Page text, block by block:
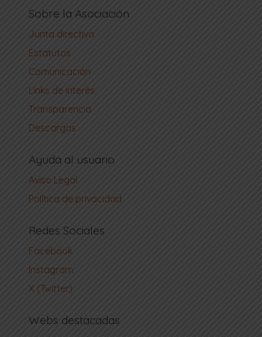
Sobre la Asociación
Junta directiva
Estatutos
Comunicación
Links de interés
Transparencia
Descargas
Ayuda al usuario
Aviso Legal
Política de privacidad
Redes Sociales
Facebook
Instagram
X (Twitter)
Webs destacadas